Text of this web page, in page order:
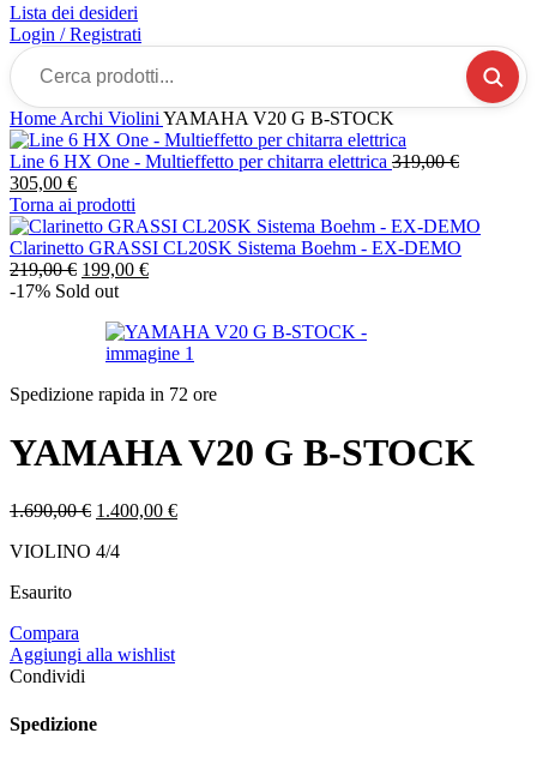
Lista dei desideri
Login / Registrati
Cerca
prodotti...
Home Archi Violini YAMAHA V20 G B-STOCK
Line 6 HX One - Multieffetto per chitarra elettrica 319,00€
Il
prezzo
originale
era:
319,00 €.
305,00 €Il
prezzo
attuale
è:
305,00 €.
Torna ai prodotti
Clarinetto GRASSI CL20SK Sistema Boehm - EX-DEMO
219,00€ Il
prezzo
219,00 €.
199,00 €Il
è:
199,00 €.
-17% Sold out
Spedizione rapida in 72 ore
YAMAHA V20 G B-STOCK
1.690,00€ Il
originale
1.400,00 €Il
VIOLINO 4/4
Esaurito
Compara
Aggiungi alla wishlist
Condividi
Spedizione